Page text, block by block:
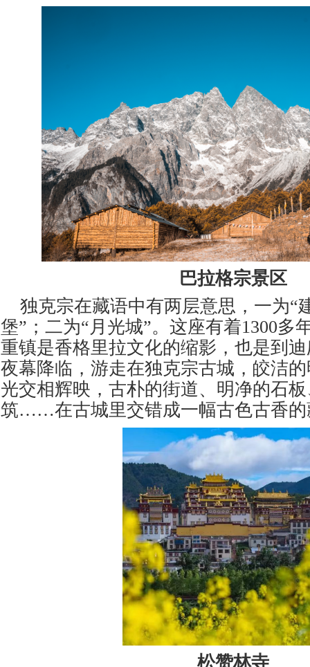
巴拉格宗景区
独克宗在藏语中有两层意思，一为“
堡”；二为“月光城”。这座有着1300多
重镇是香格里拉文化的缩影，也是到
夜幕降临，游走在独克宗古城，皎洁
光交相辉映，古朴的街道、明净的石
筑……在古城里交错成一幅古色古香的
松赞林寺